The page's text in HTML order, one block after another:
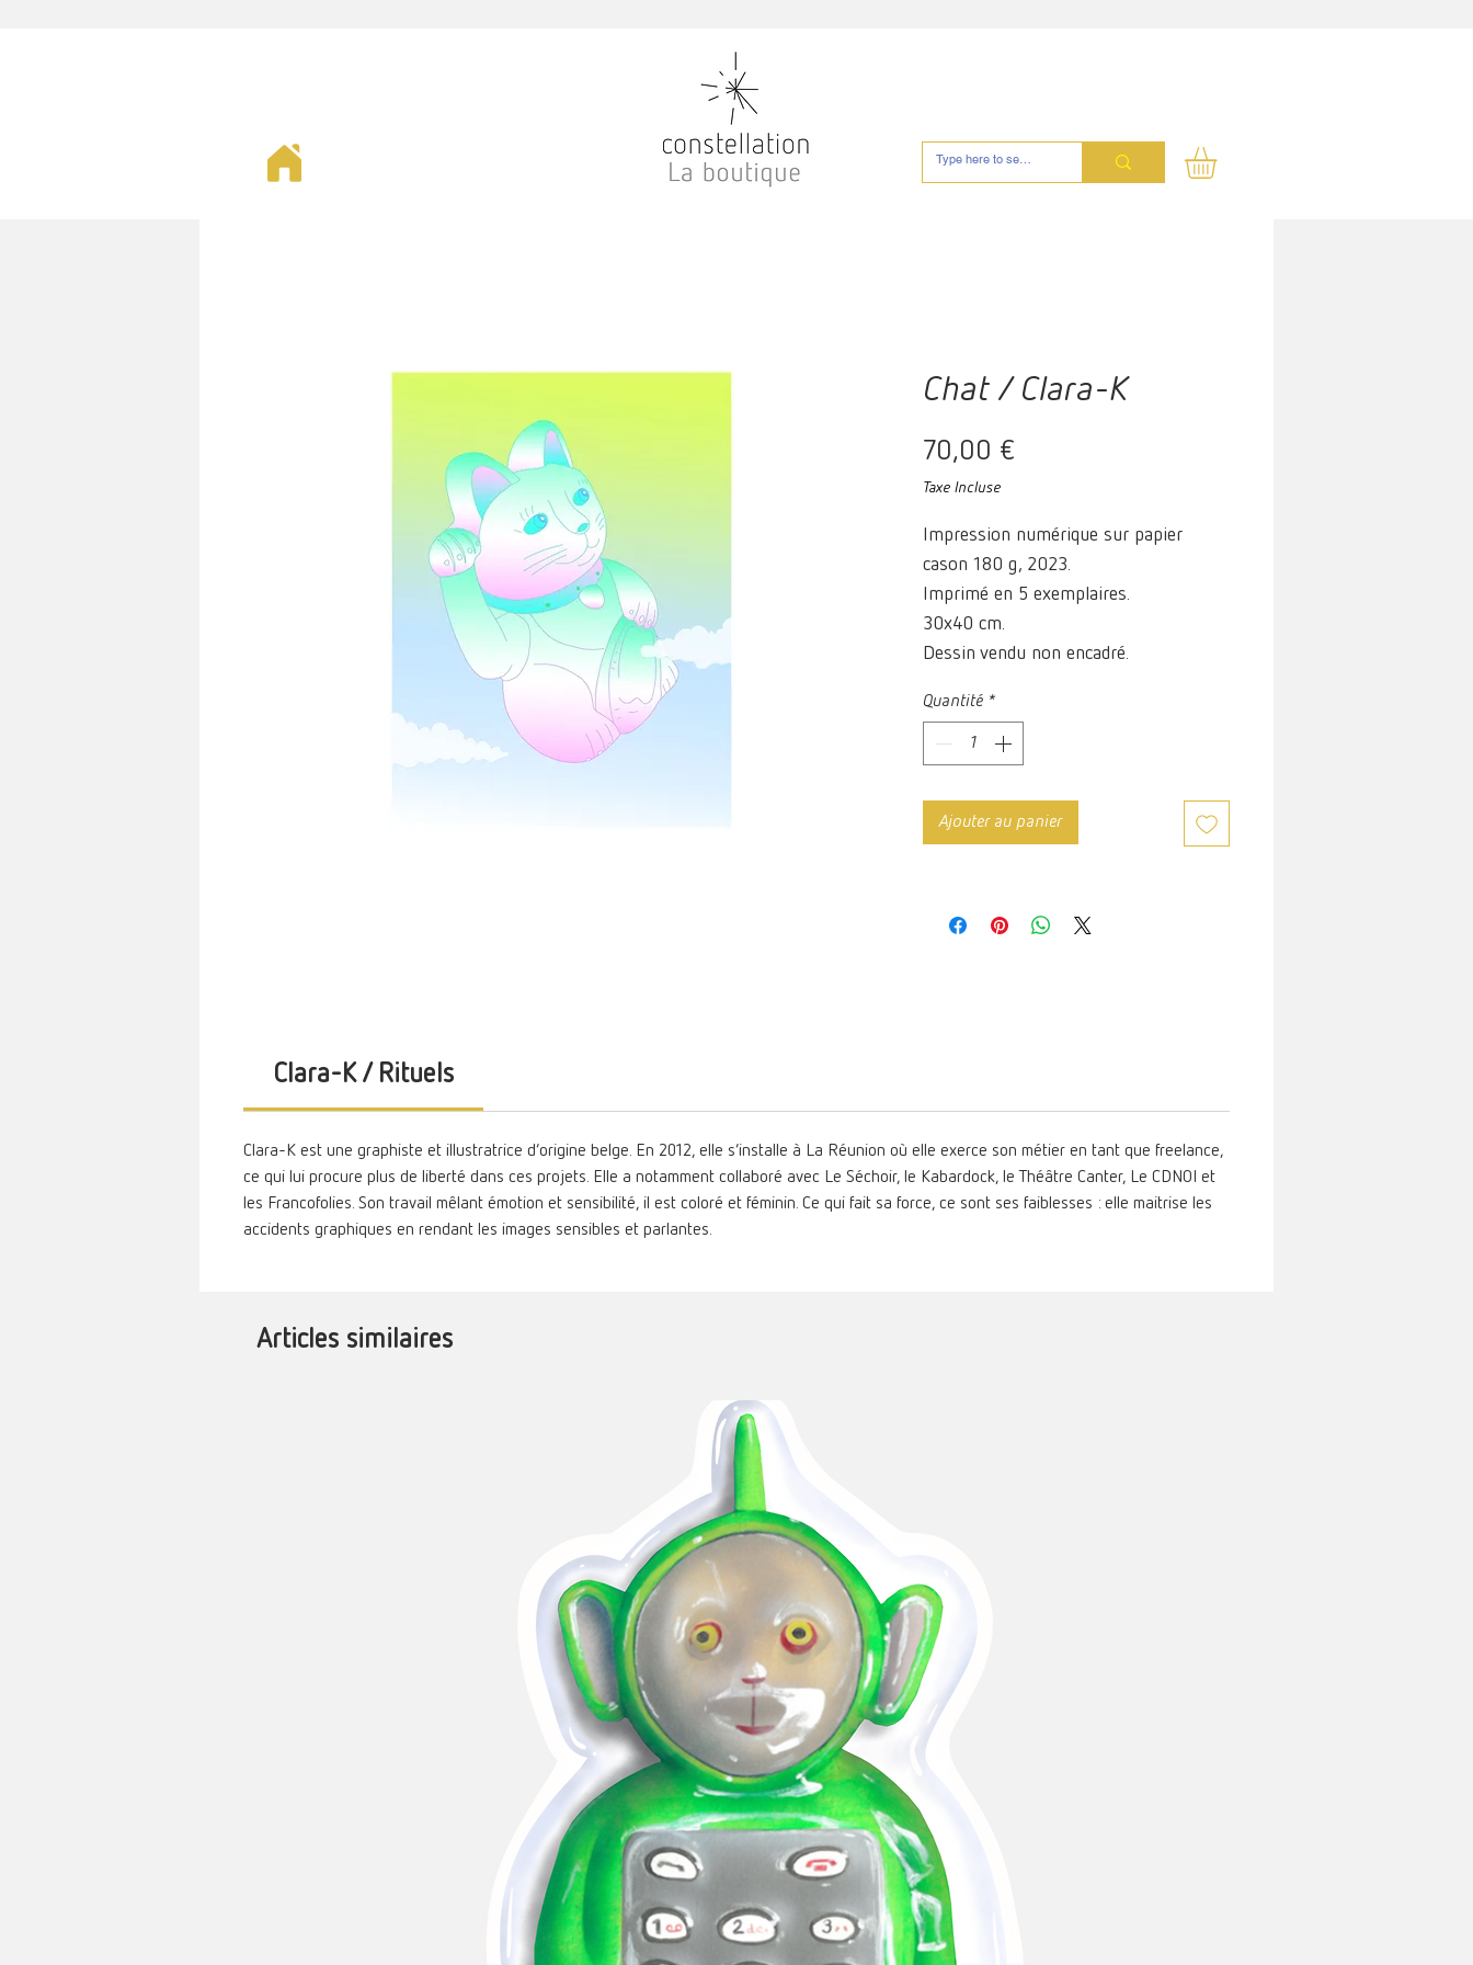
Chat / Clara-K
70,00 €
Taxe Incluse
Impression numérique sur papier
cason 180 g, 2023.
Imprimé en 5 exemplaires.
30x40 cm.
Dessin vendu non encadré.
Quantité *
Ajouter au panier
Clara-K / Rituels
Clara-K est une graphiste et illustratrice d’origine belge. En 2012, elle s’installe à La Réunion où elle exerce son métier en tant que freelance,
ce qui lui procure plus de liberté dans ces projets. Elle a notamment collaboré avec Le Séchoir, le Kabardock, le Théâtre Canter, Le CDNOI et
les Francofolies. Son travail mêlant émotion et sensibilité, il est coloré et féminin. Ce qui fait sa force, ce sont ses faiblesses : elle maitrise les
accidents graphiques en rendant les images sensibles et parlantes.
Articles similaires